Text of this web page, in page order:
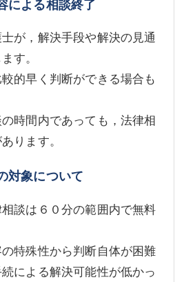
)
)
市）
)
)
市）
よる相談終了
が，解決手段や解決の見通
す。
的早く判断ができる場合も
時間内であっても，法律相
ります。
象について
談は６０分の範囲内で無料
特殊性から判断自体が困難
による解決可能性が低かっ